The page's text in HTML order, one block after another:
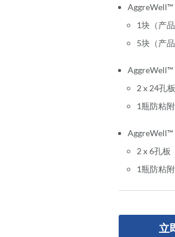
AggreWell™
1块（产
5块（产
AggreWell™
2 x 24孔板
1瓶防粘
AggreWell™
2 x 6孔板
1瓶防粘
立